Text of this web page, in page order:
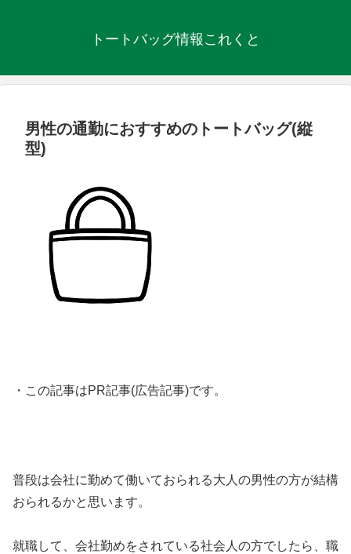
トートバッグ情報これくと
男性の通勤におすすめのトートバッグ(縦
型)
・この記事はPR記事(広告記事)です。
普段は会社に勤めて働いておられる大人の男性の方が結構
おられるかと思います。
就職して、会社勤めをされている社会人の方でしたら、職